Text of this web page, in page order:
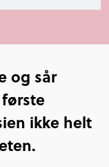
og sår
ikke helt